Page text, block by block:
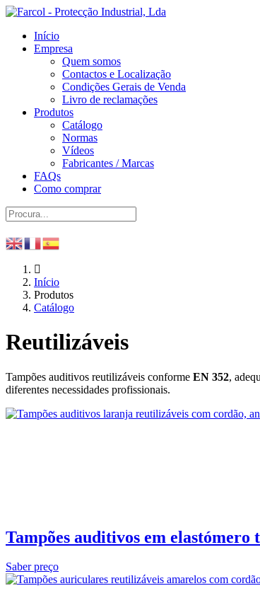
Início
Empresa
Quem somos
Contactos e Localização
Condições Gerais de Venda
Livro de reclamações
Produtos
Catálogo
Normas
Vídeos
Fabricantes / Marcas
FAQs
Como comprar
Início
Produtos
Catálogo
Reutilizáveis
Tampões auditivos reutilizáveis conforme EN 352,
diferentes necessidades profissionais.
Tampões auditivos em
Saber preço